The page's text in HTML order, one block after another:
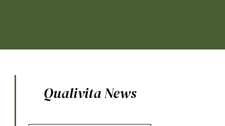
Qualivita News